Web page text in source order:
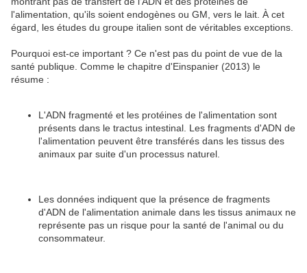
l'alimentation, qu'ils soient endogènes ou GM, vers le lait. À cet
égard, les études du groupe italien sont de véritables exceptions.
Pourquoi est-ce important ? Ce n'est pas du point de vue de la
santé publique. Comme le chapitre d'Einspanier (2013) le
résume :
L'ADN fragmenté et les protéines de l'alimentation sont
présents dans le tractus intestinal. Les fragments d'ADN de
l'alimentation peuvent être transférés dans les tissus des
animaux par suite d'un processus naturel.
Les données indiquent que la présence de fragments
d'ADN de l'alimentation animale dans les tissus animaux ne
représente pas un risque pour la santé de l'animal ou du
consommateur.